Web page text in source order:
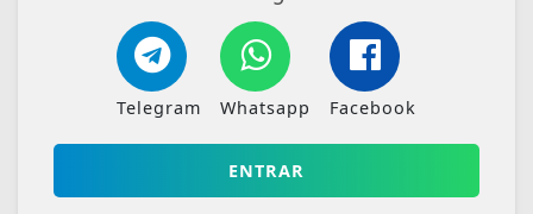
Telegram Whatsapp Facebook
ENTRAR